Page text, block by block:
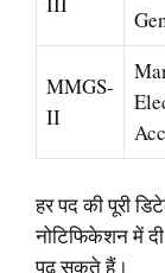
MMGS-
II
हर पद की पूरी
नोटिफिकेशन में
पढ़ सकते हैं।